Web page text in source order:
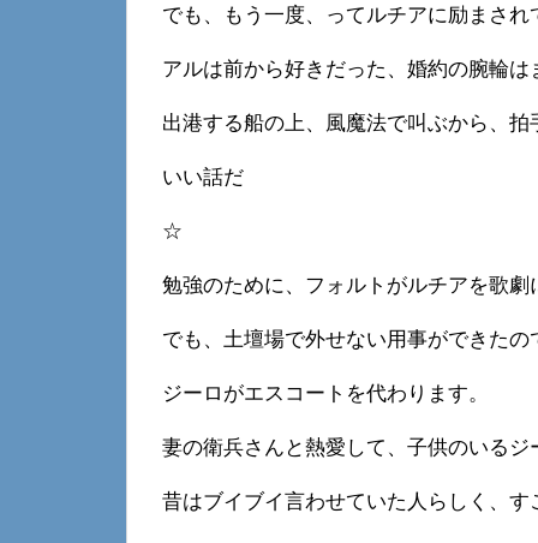
でも、もう一度、ってルチアに励まされ
アルは前から好きだった、婚約の腕輪
出港する船の上、風魔法で叫ぶから、拍
いい話だ
☆
勉強のために、フォルトがルチアを歌劇
でも、土壇場で外せない用事ができたの
ジーロがエスコートを代わります。
妻の衛兵さんと熱愛して、子供のいるジ
昔はブイブイ言わせていた人らしく、